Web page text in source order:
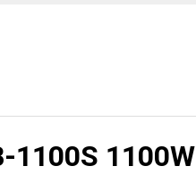
1100S 1100W